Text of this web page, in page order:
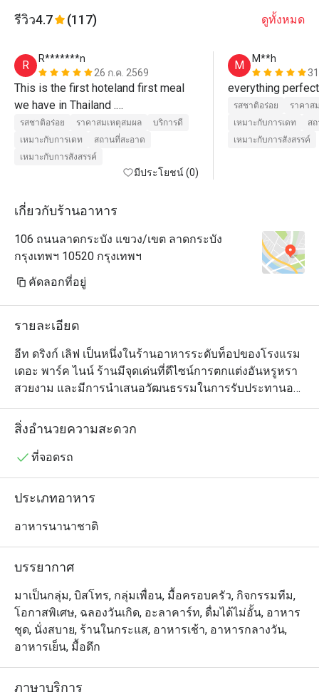
รีวิว4.7 (117) ดูทั้งหมด
R
R*******n
26 ก.ค. 2569
This is the first hoteland first meal
we have in Thailand .
We think it gives the Thailand food a
high standard. We love all the food
and the service there.
We will visit the restaurant again
รสชาติอร่อย ราคาสมเหตุสมผล
บริการดี
เหมาะกับการเดท
สถานที่สะอาด
เหมาะกับการสังสรรค์
มีประโยชน์ (0)
M
M**h
everything perfect
รสชาติอร่อย
ราคาส
เหมาะกับการเดท
ส
เหมาะกับการสังสรรค์
เกี่ยวกับร้านอาหาร
106 ถนนลาดกระบัง แขวง/เขต ลาดกระบัง
กรุงเทพฯ 10520 กรุงเทพฯ
คัดลอกที่อยู่
รายละเอียด
อีท ดริงก์ เลิฟ เป็นหนึ่งในร้านอาหารระดับท็อปของโรงแรม
เดอะ พาร์ค ไนน์ ร้านมีจุดเด่นที่ดีไซน์การตกแต่งอันหรูหรา
สวยงาม และมีการนำเสนอวัฒนธรรมในการรับประทานอา
หารแบบไฮบริด ซึ่งเต็มไปด้วยลูกเล่นที่ผสมผสานทั้งความ
ใส่ใจ รสชาติ และเทคนิคในการปรุงที่คัดสรรมาเป็นอย่างดี
ทางร้านยังมีเมนูคอมฟอร์ตฟู้ดนานาชาติที่โดดเด่นมาก โด
นอกจากนี้ บรั๊นช์และอาฟเตอร์นูนทีก็เป็นสิ่งที่ไม่ควรพลาด
สิ่งอำนวยความสะดวก
ที่จอดรถ
ประเภทอาหาร
อาหารนานาชาติ
บรรยากาศ
มาเป็นกลุ่ม, บิสโทร, กลุ่มเพื่อน, มื้อครอบครัว, กิจกรรมทีม,
โอกาสพิเศษ, ฉลองวันเกิด, อะลาคาร์ท, ดื่มได้ไม่อั้น, อาหาร
ชุด, นั่งสบาย, ร้านในกระแส, อาหารเช้า, อาหารกลางวัน,
อาหารเย็น, มื้อดึก
ภาษาบริการ